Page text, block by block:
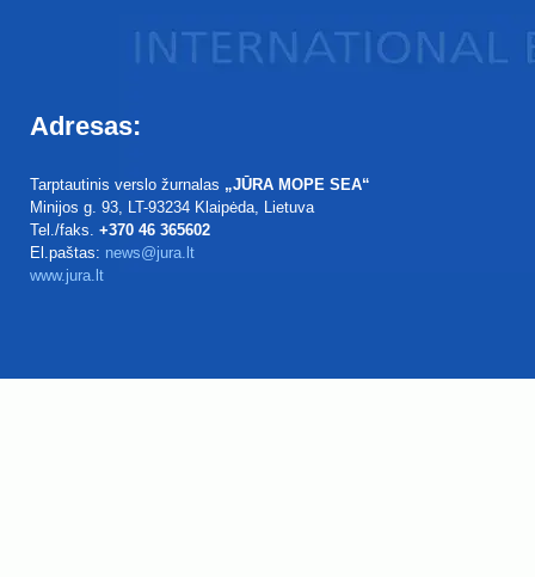
Adresas:
Tarptautinis verslo žurnalas „JŪRA MOPE SEA“
Minijos g. 93, LT-93234 Klaipėda, Lietuva
Tel./faks. +370 46 365602
El.paštas: news@jura.lt
www.jura.lt